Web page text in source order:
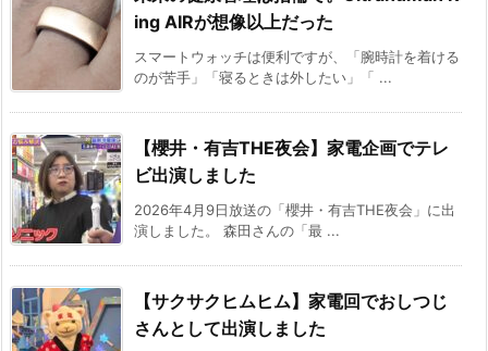
ing AIRが想像以上だった
スマートウォッチは便利ですが、「腕時計を着ける
のが苦手」「寝るときは外したい」「 ...
【櫻井・有吉THE夜会】家電企画でテレ
ビ出演しました
2026年4月9日放送の「櫻井・有吉THE夜会」に出
演しました。 森田さんの「最 ...
【サクサクヒムヒム】家電回でおしつじ
さんとして出演しました